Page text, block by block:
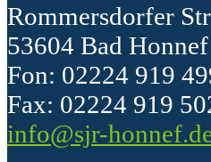
Rommersdorfer
53604 Bad Honnef
Fon: 02224 919
Fax: 02224 919
info@sjr-